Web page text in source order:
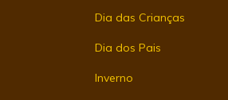
Dia das Crianças
Dia dos Pais
Inverno